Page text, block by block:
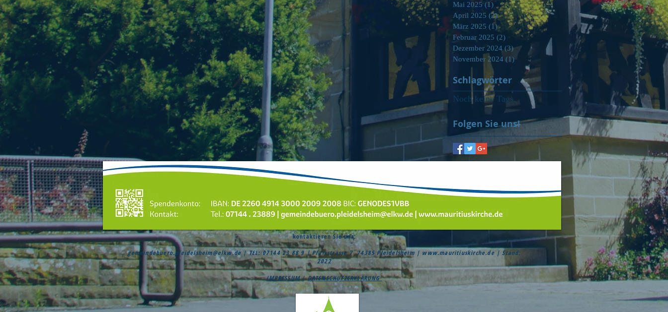
Mai 2025 (1) 1 Beitrag
April 2025 (2)2 Beiträge
März 2025 (1)1 Beitrag
Februar 2025 (2) 2 Beiträge
Dezember 2024 (3)3 Beiträge
November 2024 (1)1 Beitrag
Schlagwörter
Noch keine Tags.
Folgen Sie uns!
kontaktieren Sie uns:
gemeindebuero.pleidelsheim@elkw.de| TEL: 07144 23 88 9 | Pfarrstrasse 7 74385 Pleidelsheim | www.mauritiuskirche.de| Stand:
2022
IMPRESSUM|DATENSCHUTZERKLÄRUNG